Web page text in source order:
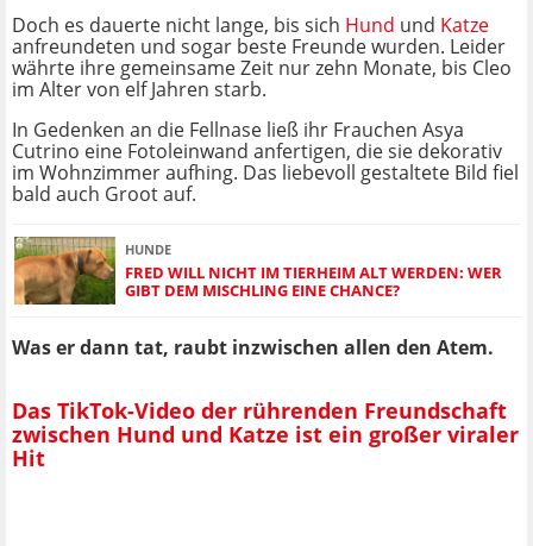
Doch es dauerte nicht lange, bis sich Hund und Katze
anfreundeten und sogar beste Freunde wurden. Leider
währte ihre gemeinsame Zeit nur zehn Monate, bis Cleo
im Alter von elf Jahren starb.
In Gedenken an die Fellnase ließ ihr Frauchen Asya
Cutrino eine Fotoleinwand anfertigen, die sie dekorativ
im Wohnzimmer aufhing. Das liebevoll gestaltete Bild fiel
bald auch Groot auf.
HUNDE
FRED WILL NICHT IM TIERHEIM ALT WERDEN: WER
GIBT DEM MISCHLING EINE CHANCE?
Was er dann tat, raubt inzwischen allen den Atem.
Das TikTok-Video der rührenden Freundschaft
zwischen Hund und Katze ist ein großer viraler
Hit